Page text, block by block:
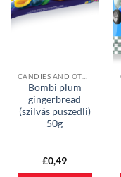
Bombi plum
gingerbread
(szilvás puszedli)
50g
£0,49